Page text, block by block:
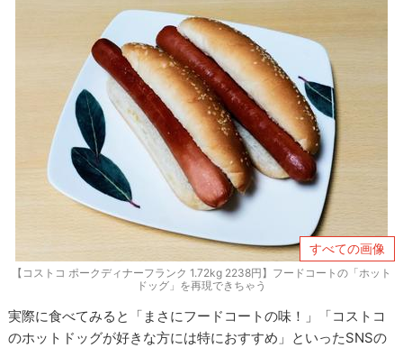
すべての画像
【コストコ ポークディナーフランク 1.72kg 2238円】フードコートの「ホット
ドッグ」を再現できちゃう
実際に食べてみると「まさにフードコートの味！」「コストコ
のホットドッグが好きな方には特におすすめ」といったSNSの